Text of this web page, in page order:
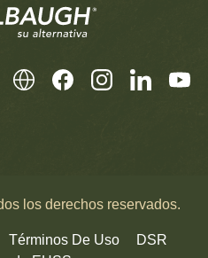
los derechos reservados.
Términos De Uso
DSR